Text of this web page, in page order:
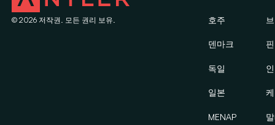
© 2026저작권. 모든 권리 보유. 호주
덴마크
독일
일본
MENAP